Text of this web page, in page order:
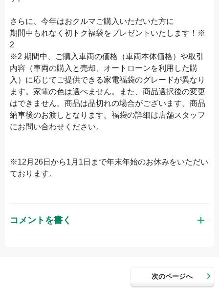
さらに、今年はおクルマご購入いただいた方に
期間中もれなく初トク福袋をプレゼントいたします！※
2
※2 期間中、ご購入車両の価格（車両本体価格）や取引
内容（車両の購入と売却、オートローンを利用した購
入）に応じてご提供できる家電福袋のグレードが異なり
ます。家電の色は選べません。また、商品選択後の変更
はできません。商品は品切れの場合がございます。商品
納車後のお渡しとなります。福袋の詳細は店舗スタッフ
にお問い合わせください。
※12月26日から1月1日まで年末年始のお休みをいただい
ております。
コメントを書く
次のページへ